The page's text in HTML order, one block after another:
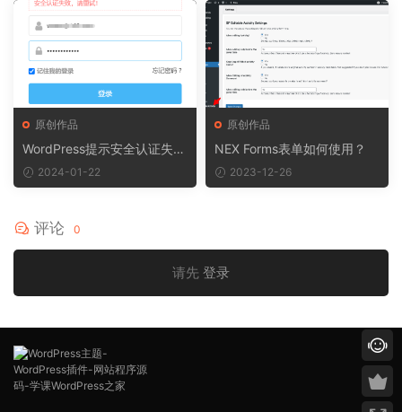
(FULL RESALLER)
原创作品
WordPress提示安全认证失
败，请重试（解决方法）
2024-01-22
原创作品
NEX Forms表单如何使用？
2023-12-26
评论 0
请先 登录